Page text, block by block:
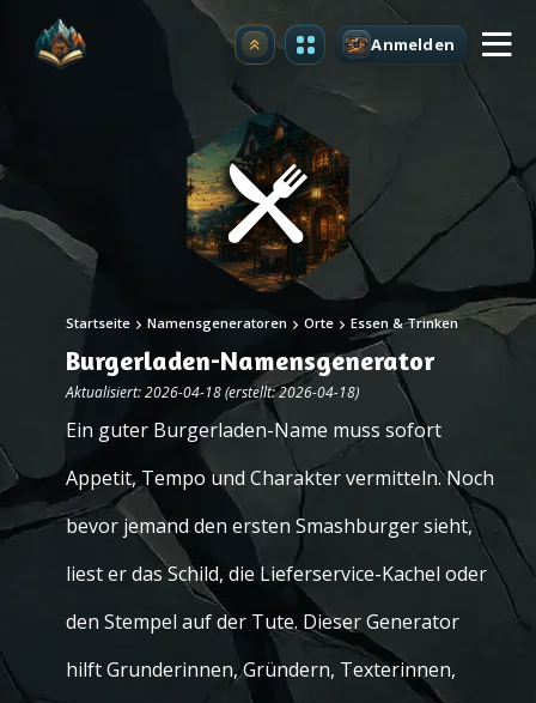
Upgrade Anmelden
Startseite Namensgeneratoren Orte Essen & Trinken
Burgerladen-Namensgenerator
Aktualisiert: 2026-04-18 (erstellt: 2026-04-18)
Ein guter Burgerladen-Name muss sofort
Appetit, Tempo und Charakter vermitteln. Noch
bevor jemand den ersten Smashburger sieht,
liest er das Schild, die Lieferservice-Kachel oder
den Stempel auf der Tute. Dieser Generator
hilft Grunderinnen, Gründern, Texterinnen,